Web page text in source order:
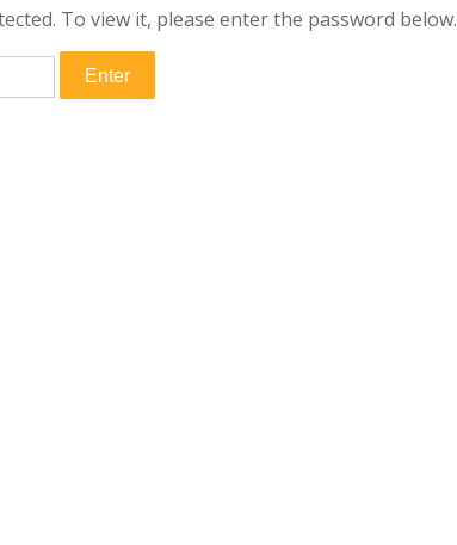
To view it, please enter the password below.